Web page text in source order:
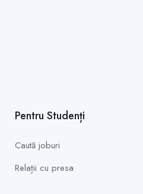
Pentru Studenți
Caută joburi
Relații cu presa